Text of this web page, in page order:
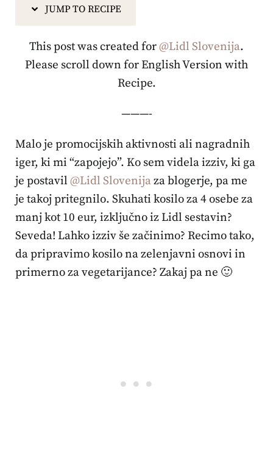
JUMP TO RECIPE
This post was created for@Lidl Slovenija.
Please scroll down for English Version with
Recipe.
———-
Malo je promocijskih aktivnosti ali nagradnih
iger, ki mi “zapojejo”. Ko sem videla izziv, ki ga
je postavil@Lidl Slovenijaza blogerje, pa me
je takoj pritegnilo. Skuhati kosilo za 4 osebe za
manj kot 10 eur, izključno iz Lidl sestavin?
Seveda! Lahko izziv še začinimo? Recimo tako,
da pripravimo kosilo na zelenjavni osnovi in
primerno za vegetarijance? Zakaj pa ne 🙂